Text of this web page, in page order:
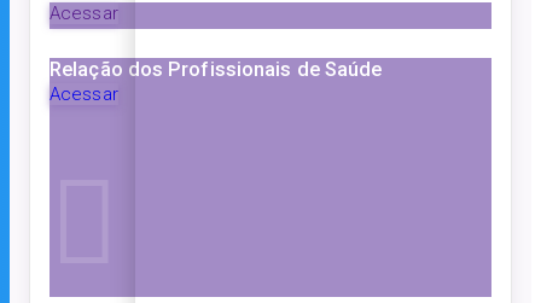
Acessar
Relação dos Profissionais de Saúde
Acessar